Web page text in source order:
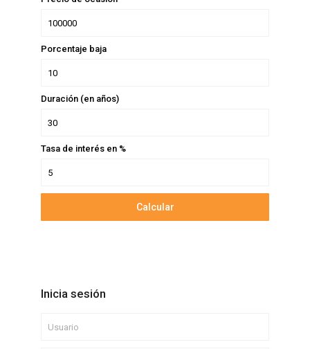
Porcentaje baja
Duración (en años)
Tasa de interés en %
Calcular
Inicia sesión